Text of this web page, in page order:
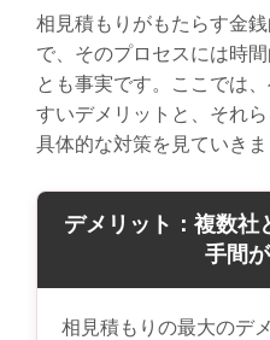
相見積もりがもたらす金
で、そのプロセスには時
とも事実です。ここでは
すいデメリットと、それ
具体的な対策を見ていきま
デメリット：複数社
手間
相見積もりの最大のデ